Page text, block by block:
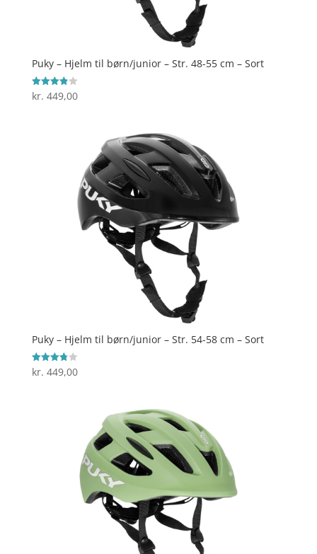
Puky – Hjelm til børn/junior – Str. 48-55 cm – Sort
Vurderet
3.9
kr. 449,00
Puky – Hjelm til børn/junior – Str. 54-58 cm – Sort
Vurderet
3.8
kr. 449,00